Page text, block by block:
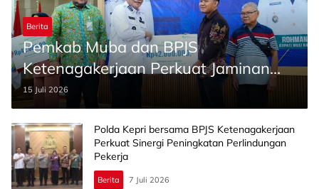
Berita
Pemkab Muba dan BPJS
Ketenagakerjaan Perkuat Jaminan
Sosial Pekerja
15 Juli 2026
Polda Kepri bersama BPJS Ketenagakerjaan
Perkuat Sinergi Peningkatan Perlindungan
Pekerja
Berita 7 Juli 2026